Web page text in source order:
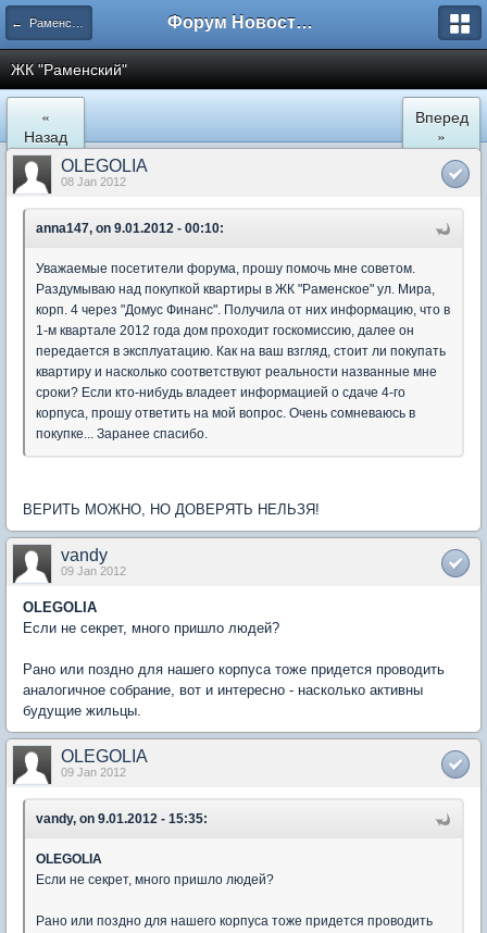
← Раменское Форум Новостройки
ЖК "Рaменский"
«
Назад
Вперед
»
OLEGOLIA
08 Jan 2012
anna147, on 9.01.2012 - 00:10:
Уважаемые посетители форума, прошу помочь мне советом.
Раздумываю над покупкой квартиры в ЖК "Раменское" ул. Мира,
корп. 4 через "Домус Финанс". Получила от них информацию, что в
1-м квартале 2012 года дом проходит госкомиссию, далее он
передается в эксплуатацию. Как на ваш взгляд, стоит ли покупать
квартиру и насколько соответствуют реальности названные мне
сроки? Если кто-нибудь владеет информацией о сдаче 4-го
корпуса, прошу ответить на мой вопрос. Очень сомневаюсь в
покупке... Заранее спасибо.
ВЕРИТЬ МОЖНО, НО ДОВЕРЯТЬ НЕЛЬЗЯ!
vandy
09 Jan 2012
OLEGOLIA
Если не секрет, много пришло людей?
Рано или поздно для нашего корпуса тоже придется проводить
аналогичное собрание, вот и интересно - насколько активны
будущие жильцы.
OLEGOLIA
09 Jan 2012
vandy, on 9.01.2012 - 15:35:
OLEGOLIA
Если не секрет, много пришло людей?
Рано или поздно для нашего корпуса тоже придется проводить